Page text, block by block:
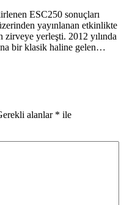
ESC250 sonuçları
yayınlanan etkinlikte
zirveye yerleşti. 2012 yılında
bir klasik haline gelen…
alanlar * ile